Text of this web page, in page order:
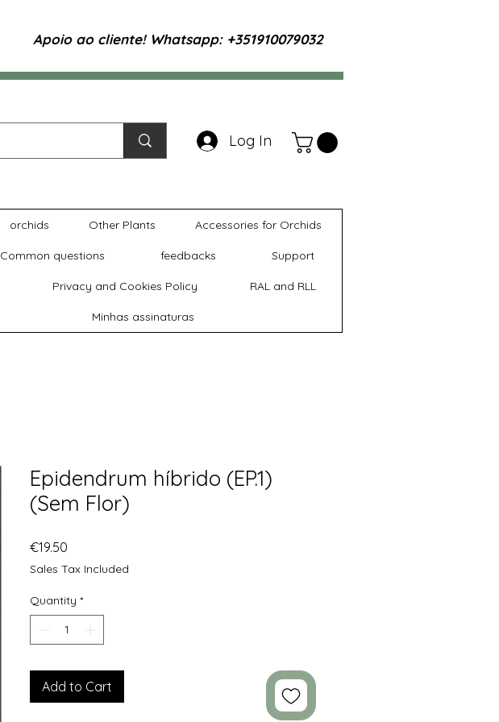
Apoio ao cliente! Whatsapp: +351910079032
Log In
orchids Other Plants Accessories for Orchids
Common questions feedbacks Support
Privacy and Cookies Policy RAL and RLL
Minhas assinaturas
Epidendrum híbrido (EP.1)
(Sem Flor)
€19.50
Sales Tax Included
Quantity *
Add to Cart